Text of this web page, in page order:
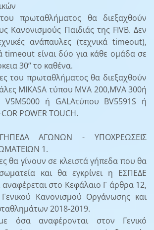
πρωταθλήματος θα διεξαχθούν
Κανονισμούς Παιδιάς της FIVB. Δεν
ανάπαυλες (τεχνικά timeout),
timeout είναι δύο για κάθε ομάδα σε
30’’ το καθένα.
του πρωταθλήματος θα διεξαχθούν
ΜIKASA τύπου MVΑ 200,MVΑ 300ή
V5M5000 ή GALAτύπου BV5591S ή
POWER TOUCH.
ΑΓΩΝΩΝ - ΥΠΟΧΡΕΩΣΕΙΣ
1.
θα γίνουν σε κλειστά γήπεδα που θα
και θα εγκρίνει η ΕΣΠΕΔΕ
στο Κεφάλαιο Γ άρθρα 12,
Κανονισμού Οργάνωσης και
2018-2019.
όσα αναφέρονται στον Γενικό